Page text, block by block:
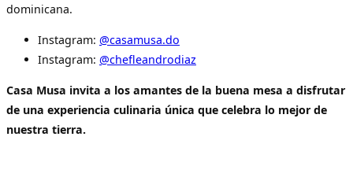
dominicana.
Instagram: @casamusa.do
Instagram: @chefleandrodiaz
Casa Musa invita a los amantes de la buena mesa a disfrutar
de una experiencia culinaria única que celebra lo mejor de
nuestra tierra.